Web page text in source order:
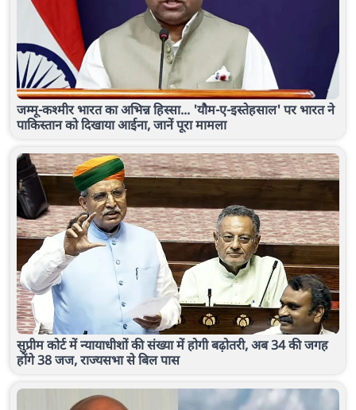
जम्मू-कश्मीर भारत का अभिन्न हिस्सा... 'यौम-ए-इस्तेहसाल' पर भारत ने
पाकिस्तान को दिखाया आईना, जानें पूरा मामला
सुप्रीम कोर्ट में न्यायाधीशों की संख्या में होगी बढ़ोतरी, अब 34 की जगह
होंगे 38 जज, राज्यसभा से बिल पास